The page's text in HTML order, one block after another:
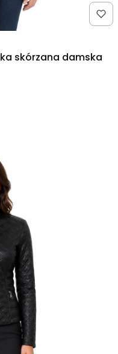
skórzana damska